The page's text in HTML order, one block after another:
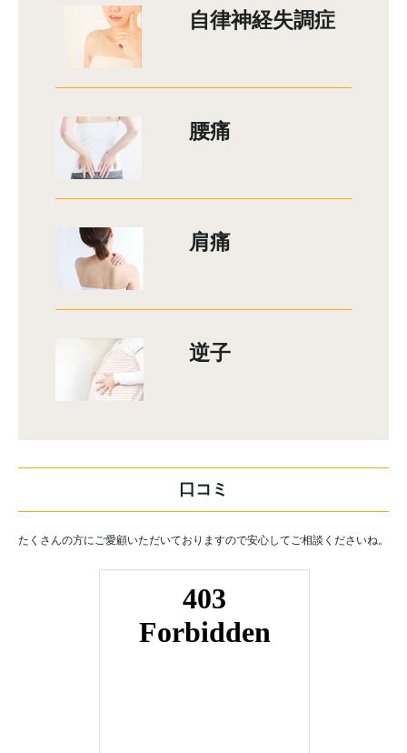
自律神経失調症
腰痛
肩痛
逆子
口コミ
たくさんの方にご愛顧いただいておりますので安心してご相談くださいね。